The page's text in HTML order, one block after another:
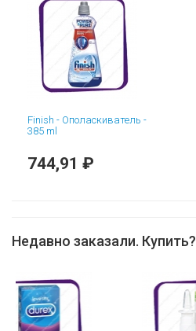
Finish - Ополаскиватель -
385 ml
744,91 ₽
Недавно заказали. Купить?